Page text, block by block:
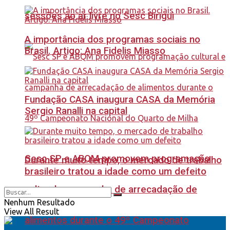
sessões ao ar livre no Sesc Birigui
Sesc SP e ABQM promovem programação
cultural e campanha de arrecadação de
alimentos durante o 49º Campeonato
A importância dos programas sociais no
Brasil. Artigo: Ana Fidelis Miasso
Fundação CASA inaugura CASA da Memória
Sergio Ranalli na capital
Durante muito tempo, o mercado de trabalho
brasileiro tratou a idade como um defeito
Nenhum Resultado
View All Result